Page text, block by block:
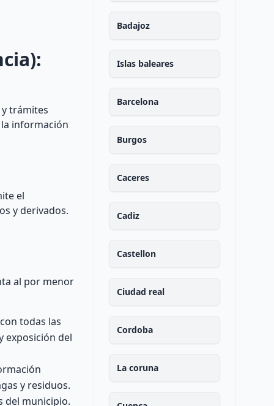
trámites
información
el
y derivados.
al por menor
todas las
exposición del
y residuos.
del municipio.
Badajoz
Islas baleares
Barcelona
Burgos
Caceres
Cadiz
Castellon
Ciudad real
Cordoba
La coruna